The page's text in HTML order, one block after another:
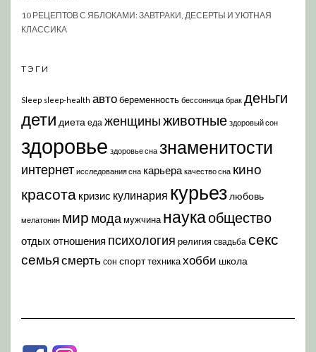
10 РЕЦЕПТОВ С ЯБЛОКАМИ: ЗАВТРАКИ, ДЕСЕРТЫ И УЮТНАЯ
КЛАССИКА
ТЭГИ
Sleep sleep-health автобеременность бессонница брак деньги
дети диета еда женщиныживотные здоровый сон
здоровье здоровье сна знаменитости
интернет исследования сна карьера качество сна кино
красота кризис кулинария курьез любовь
мелатонин мир модамужчина наукаобщество
отдых отношения психология религия свадьба секс
семья смерть сон спорттехникахобби школа